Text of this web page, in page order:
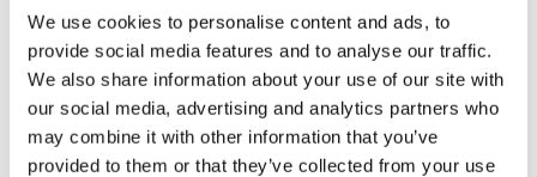
We use cookies to personalise content and ads, to
provide social media features and to analyse our traffic.
We also share information about your use of our site with
our social media, advertising and analytics partners who
may combine it with other information that you’ve
provided to them or that they’ve collected from your use
Estimated time:Wykonane na zamówienie
Żądanie części OE
Download PDF